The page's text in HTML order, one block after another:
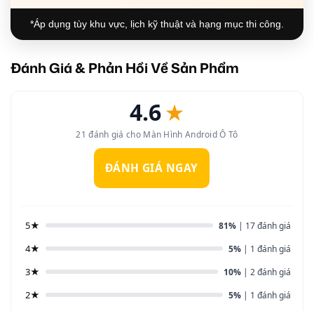
*Áp dụng tùy khu vực, lịch kỹ thuật và hạng mục thi công.
Đánh Giá & Phản Hồi Về Sản Phẩm
4.6★
21 đánh giá cho Màn Hình Android Ô Tô
ĐÁNH GIÁ NGAY
5★ 81% | 17 đánh giá
4★ 5% | 1 đánh giá
3★ 10% | 2 đánh giá
2★ 5% | 1 đánh giá